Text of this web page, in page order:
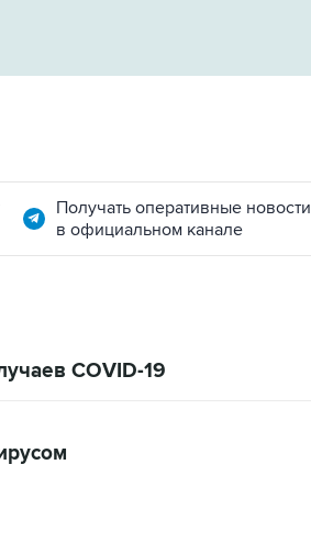
Получать оперативные новости
в официальном канале
COVID-19